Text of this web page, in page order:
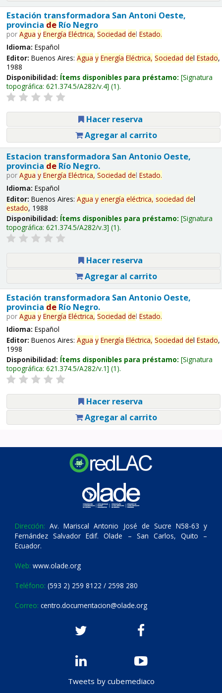
Estación transformadora San Antoni Oeste,
provincia deRío Negro
por Agua y Energía Eléctrica, Sociedad del Estado.
Idioma: Español
Editor: Buenos Aires: Agua y Energía Eléctrica, Sociedad del Estado,
1988
Disponibilidad: Ítems disponibles para préstamo: Signatura
topográfica: 621.374.5/A282/v.4 (1).
Hacer reserva
Agregar al carrito
Estacion transformadora San Antonio Oeste,
provincia deRío Negro.
por Agua y Energía Eléctrica, Sociedad del Estado.
Idioma: Español
Editor: Buenos Aires: Agua y energía eléctrica, sociedad del
estado, 1988
Disponibilidad: Ítems disponibles para préstamo: Signatura
topográfica: 621.374.5/A282/v.3 (1).
Hacer reserva
Agregar al carrito
Estación transformadora San Antonio Oeste,
provincia deRío Negro.
por Agua y Energía Eléctrica, Sociedad del Estado.
Idioma: Español
Editor: Buenos Aires: Agua y Energía Eléctrica, Sociedad del Estado,
1998
Disponibilidad: Ítems disponibles para préstamo: Signatura
topográfica: 621.374.5/A282/v.1 (1).
Hacer reserva
Agregar al carrito
Dirección: Av. Mariscal Antonio José de Sucre N58-63 y
Fernández Salvador Edif. Olade – San Carlos, Quito –
Ecuador.
Web: www.olade.org
Teléfono: (593 2) 259 8122 / 2598 280
Correo: centro.documentacion@olade.org
Tweets by cubemediaco